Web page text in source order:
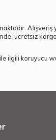
Alışveriş
ücretsiz
ile ilgili